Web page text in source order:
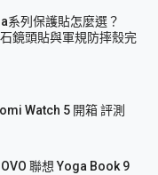
系列保護貼怎麼選？
鏡頭貼與軍規防摔殼完
Watch 5 開箱 評測
聯想 Yoga Book 9